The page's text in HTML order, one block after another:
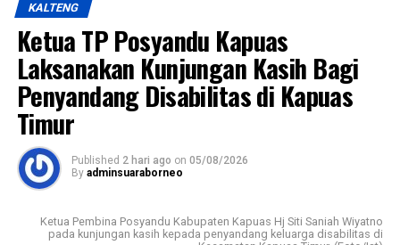
Messenger
sumber daya manusia sebagai bagian dari visi daerah,
yakni mewujudkan masyarakat Kabupaten Kapuas yang
berdaya saing, sejahtera indah aman dan religius.
Ia mengatakan keberhasilan pembangunan tidak hanya
diukur dari kemajuan fisik dan ekonomi tetapi juga dari
lahirnya generasi muda yang memiliki integritas jiwa
nasionalisme mampu beradaptasi dengan perkembangan
zaman, serta tetap berpegang teguh pada nilai-nilai
bernegara.
KALTENG
Ketua TP Posyandu Kapuas
Laksanakan Kunjungan Kasih Bagi
Penyandang Disabilitas di Kapuas
Timur
Published 2 hari ago on 05/08/2026
By adminsuaraborneo
Ketua Pembina Posyandu Kabupaten Kapuas Hj Siti Saniah Wiyatno
pada kunjungan kasih kepada penyandang keluarga disabilitas di